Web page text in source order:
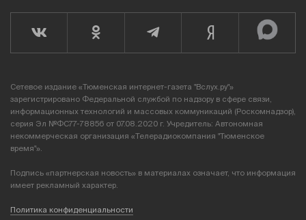
Сетевое издание «Тюменская интернет-газета "Вслух.ру"»
зарегистрировано Федеральной службой по надзору в сфере связи,
информационных технологий и массовых коммуникаций (Роскомнадзор),
серия Эл №ФС77-78856 от 07.08.2020 г. Учредитель: Автономная
некоммерческая организация «Телерадиокомпания "Тюменское
время"».
Подпись «партнерская новость» в материалах означает, что информация
имеет рекламный характер.
Политика конфиденциальности